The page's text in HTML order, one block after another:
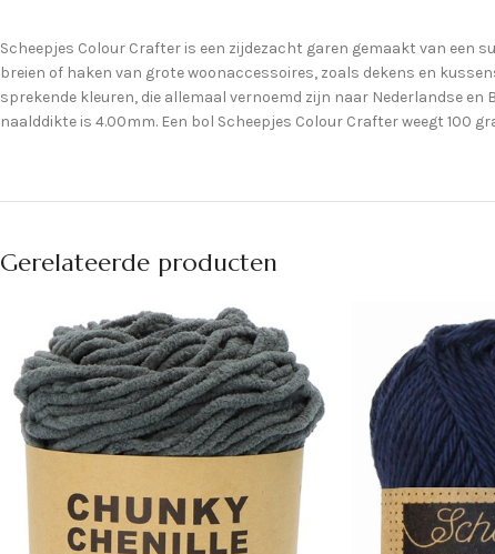
Scheepjes Colour Crafter is een zijdezacht garen gemaakt van een
breien of haken van grote woonaccessoires, zoals dekens en
sprekende kleuren, die allemaal vernoemd zijn naar Nederlandse
naalddikte is 4.00mm. Een bol Scheepjes Colour Crafter weegt 100
Gerelateerde producten